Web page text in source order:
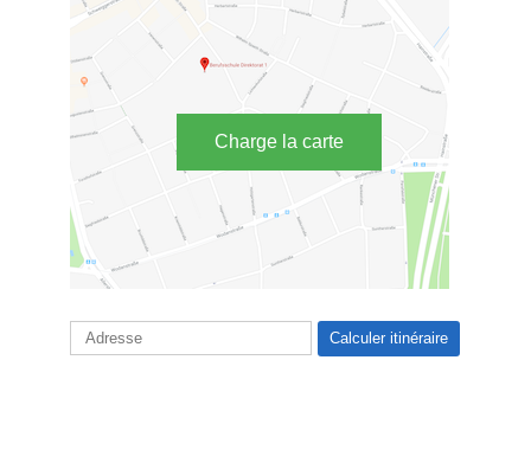
Charge la carte